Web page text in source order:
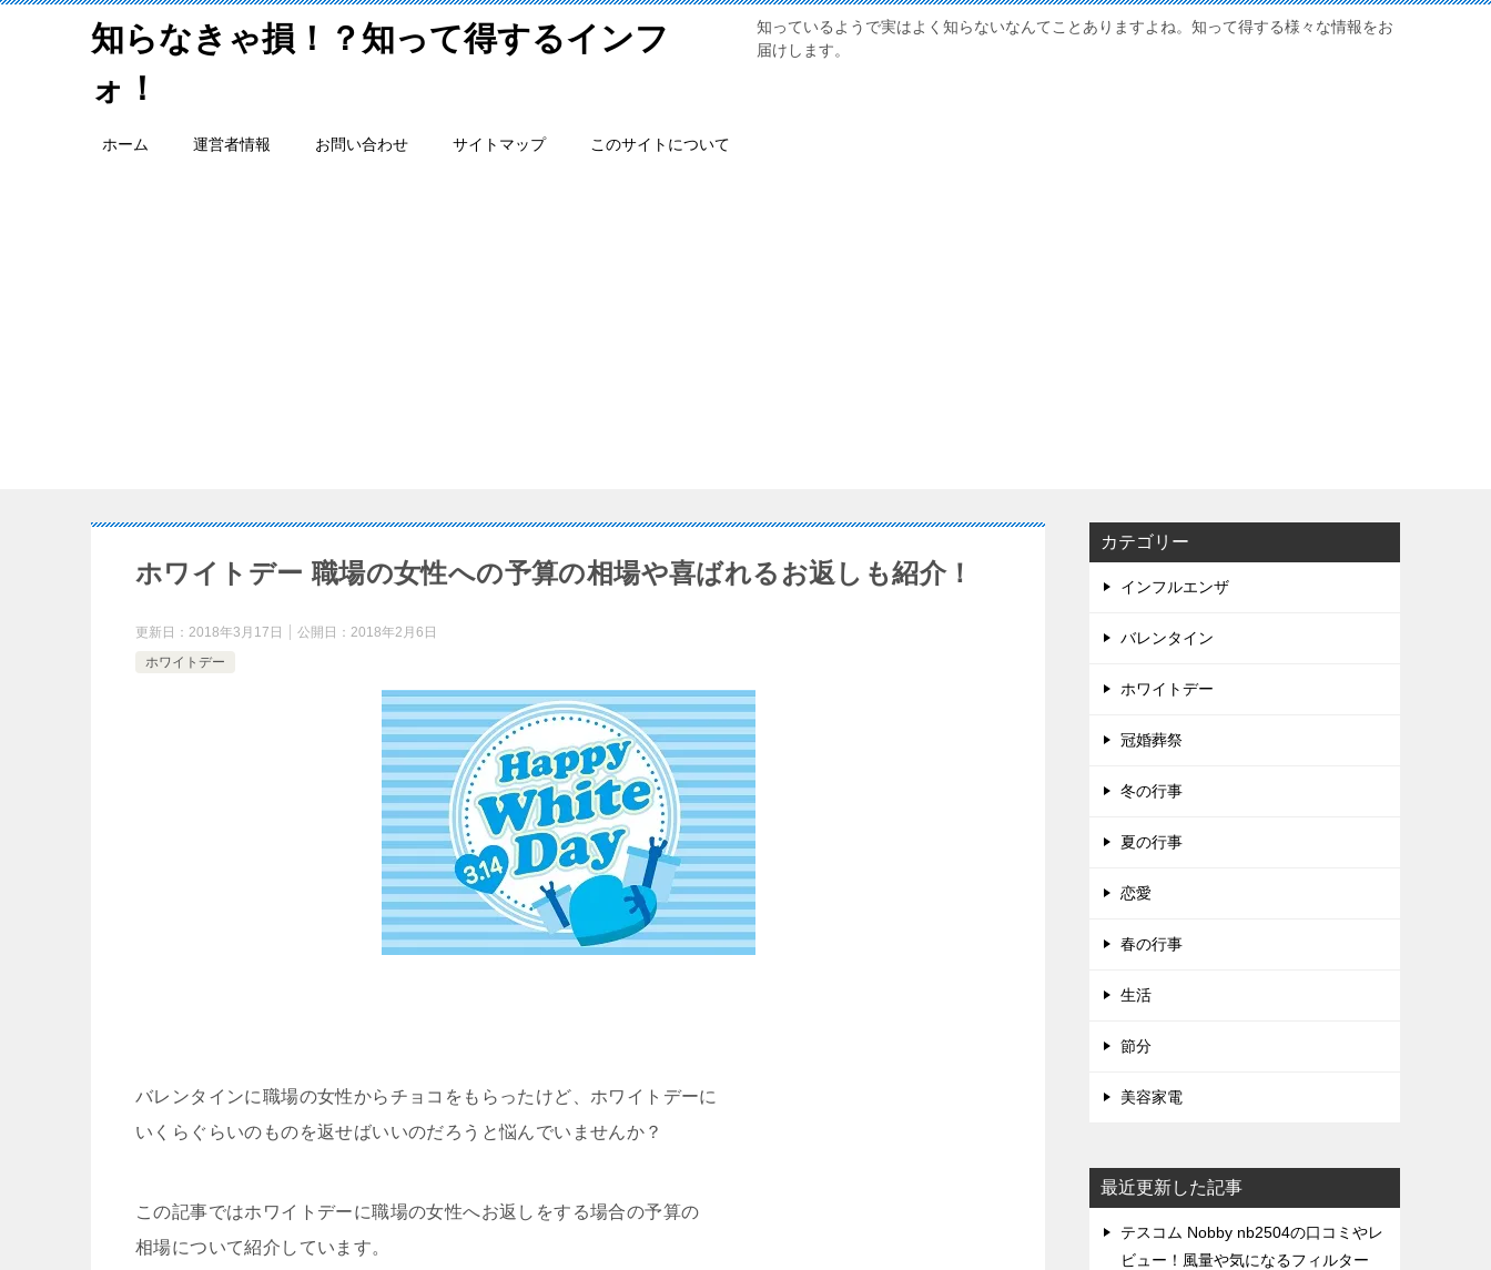
知らなきゃ損！？知って得するインフ
ォ！
知っているようで実はよく知らないなんてことありますよね。知って得する様々な情報をお
届けします。
ホーム 運営者情報 お問い合わせ サイトマップ このサイトについて
ホワイトデー 職場の女性への予算の相場や喜ばれるお返しも紹介！
更新日： 2018年3月17日 公開日： 2018年2月6日
ホワイトデー
バレンタインに職場の女性からチョコをもらったけど、ホワイトデーに
いくらぐらいのものを返せばいいのだろうと悩んでいませんか？
この記事ではホワイトデーに職場の女性へお返しをする場合の予算の
相場について紹介しています。
カテゴリー
インフルエンザ
バレンタイン
ホワイトデー
冠婚葬祭
冬の行事
夏の行事
恋愛
春の行事
生活
節分
美容家電
最近更新した記事
テスコム Nobby nb2504の口コミやレ
ビュー！風量や気になるフィルター